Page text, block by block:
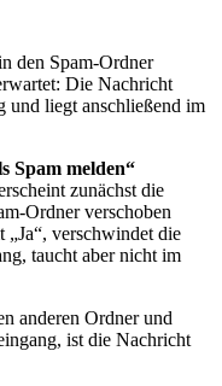
den Spam-Ordner
Die Nachricht
und liegt anschließend im
Spam melden“
zunächst die
Ordner verschoben
„Ja“, verschwindet die
taucht aber nicht im
anderen Ordner und
ist die Nachricht